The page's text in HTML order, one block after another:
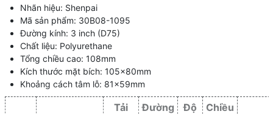
Nhãn hiệu: Shenpai
Mã sản phẩm: 30B08-1095
Đường kính: 3 inch (D75)
Chất liệu: Polyurethane
Tổng chiều cao: 108mm
Kích thước mặt bích: 105x80mm
Khoảng cách tâm lỗ: 81x59mm
Tải
Đường
Độ
Chiều